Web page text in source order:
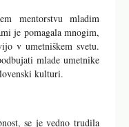
mentorstvu mladim
je pomagala mnogim,
v umetniškem svetu.
mlade umetnike
kulturi.
se je vedno trudila